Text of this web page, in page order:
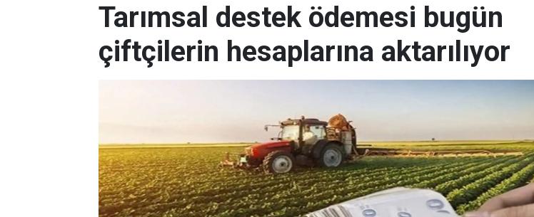
Tarımsal destek ödemesi bugün
çiftçilerin hesaplarına aktarılıyor